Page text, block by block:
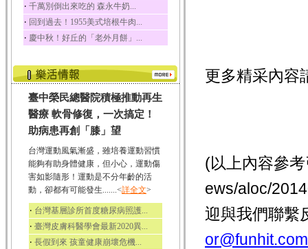
草魚
草魚含有維生素A、維生
素C、及豐富的蛋白...
‧ 千萬別倒出來吃的 森永牛奶...
‧ 回到過去！1955美式培根牛肉...
‧ 慶中秋！好丘的「老外月餅」...
臺中榮民總醫院積極推動再生
醫療 軟骨修復，一次搞定！
助病患再創「膝」望
台灣運動風氣漸盛，雖培養運動習慣
能夠有助身體健康，但小心，運動傷
害如影隨形！運動是不分年齡的活
動，卻都有可能發生.......<詳全文>
‧ 台灣基層診所首度糖尿病照護...
‧ 臺灣皮膚科醫學會最新2020異...
‧ 長假到來 孩童健康崩壞危機...
更多精采內容
(以上內容參
ews/aloc/
迎與我們聯繫